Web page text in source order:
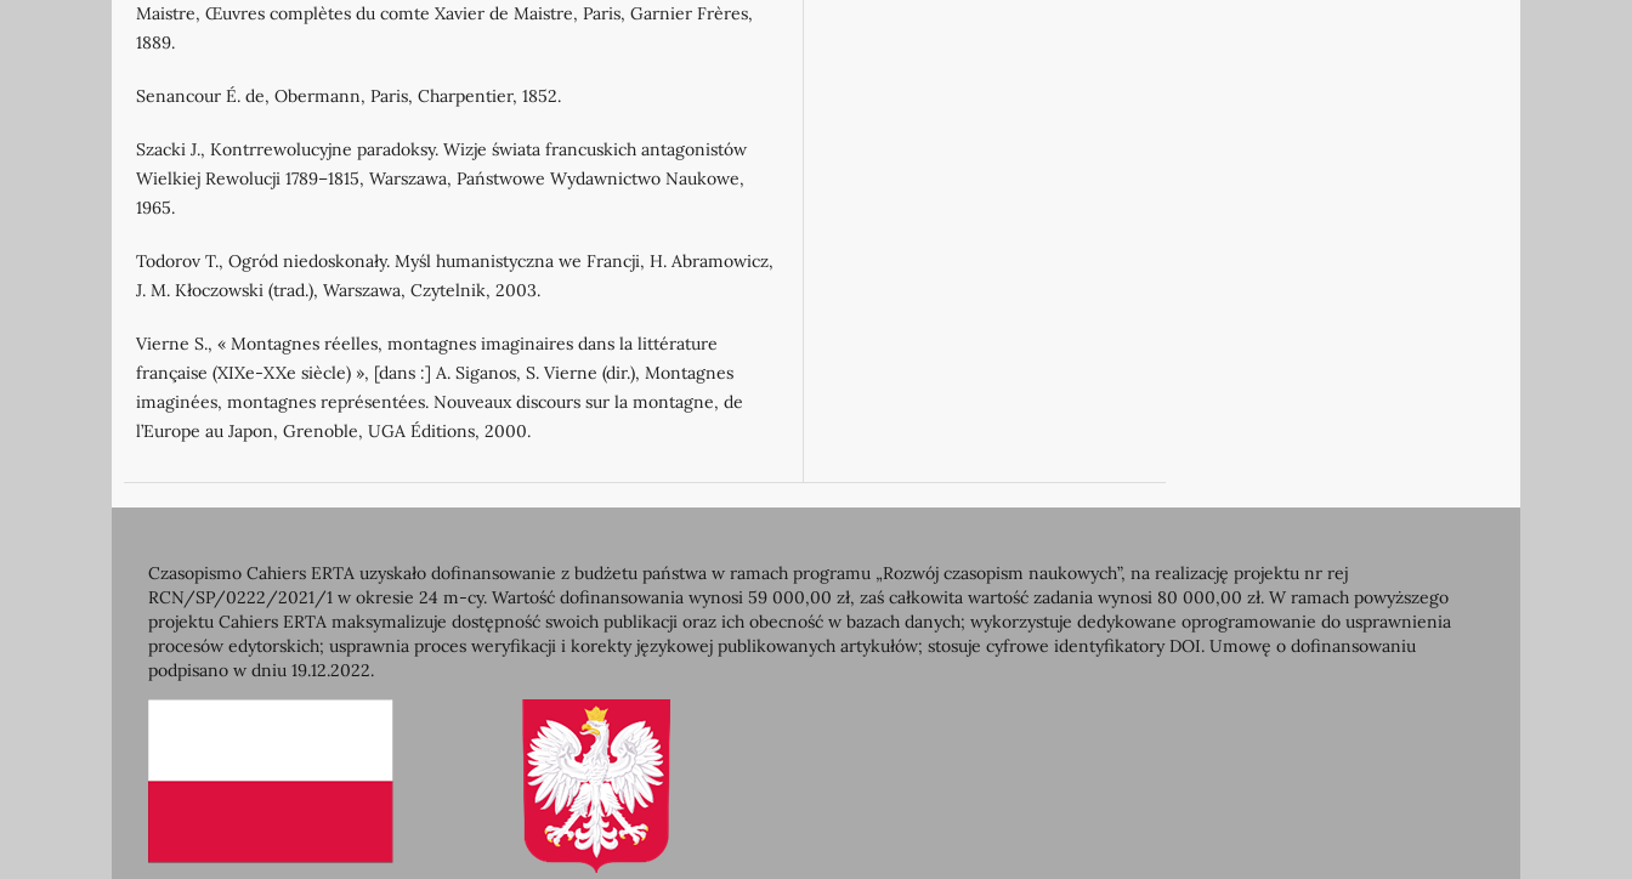
Maistre, Œuvres complètes du comte Xavier de Maistre, Paris, Garnier Frères,
1889.
Senancour É. de, Obermann, Paris, Charpentier, 1852.
Szacki J., Kontrrewolucyjne paradoksy. Wizje świata francuskich antagonistów
Wielkiej Rewolucji 1789–1815, Warszawa, Państwowe Wydawnictwo Naukowe,
1965.
Todorov T., Ogród niedoskonały. Myśl humanistyczna we Francji, H. Abramowicz,
J. M. Kłoczowski (trad.), Warszawa, Czytelnik, 2003.
Vierne S., « Montagnes réelles, montagnes imaginaires dans la littérature
française (XIXe‐XXe siècle) », [dans :] A. Siganos, S. Vierne (dir.), Montagnes
imaginées, montagnes représentées. Nouveaux discours sur la montagne, de
l’Europe au Japon, Grenoble, UGA Éditions, 2000.
Czasopismo Cahiers ERTA uzyskało dofinansowanie z budżetu państwa w ramach programu „Rozwój czasopism naukowych”, na realizację projektu nr rej
RCN/SP/0222/2021/1 w okresie 24 m-cy. Wartość dofinansowania wynosi 59 000,00 zł, zaś całkowita wartość zadania wynosi 80 000,00 zł. W ramach powyższego
projektu Cahiers ERTA maksymalizuje dostępność swoich publikacji oraz ich obecność w bazach danych; wykorzystuje dedykowane oprogramowanie do usprawnienia
procesów edytorskich; usprawnia proces weryfikacji i korekty językowej publikowanych artykułów; stosuje cyfrowe identyfikatory DOI. Umowę o dofinansowaniu
podpisano w dniu 19.12.2022.